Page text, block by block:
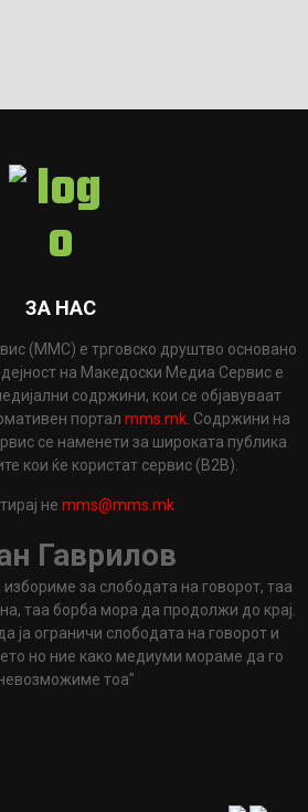
ЗА НАС
(ММС) е трговско друштво основано
на Македоски Медиа Сервис е
содржини, кои се објавуваат
портал mms.mk . Содржини на
се наменети за широката публика
кои ќе користат сервис (B2B).
не mms@mms.mk
Гаврилов
за слободата на говорот, таа
таа борба мора да продолжи до крај.
ја ограничи слободата на говорот и
но ние како медиуми мораме да го
тоа"